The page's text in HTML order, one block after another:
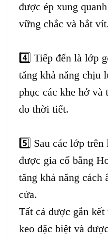
được ép xung
vững chắc và bắt vít.
4️⃣ Tiếp đến là lớp
tăng khả năng chịu
phục các khe hở và
do thời tiết.
5️⃣ Sau các lớp trên
được gia cố bằng
tăng khả năng cách
cửa.
Tất cả được gắn
keo đặc biệt và